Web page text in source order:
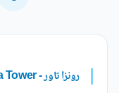
رونزا تاور - Ronza Tower